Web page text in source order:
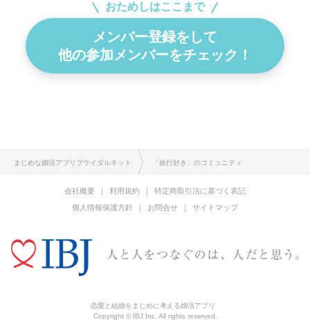
おためしはここまで
メンバー登録をして
他の参加メンバーをチェック！
まじめな婚活アプリブライダルネット 「旅行好き」のコミュニティ
会社概要 利用規約
特定商取引法に基づく表記
個人情報保護方針
お問合せ サイトマップ
恋愛と結婚をまじめに考える婚活アプリ
Copyright © IBJ Inc. All rights reserved.